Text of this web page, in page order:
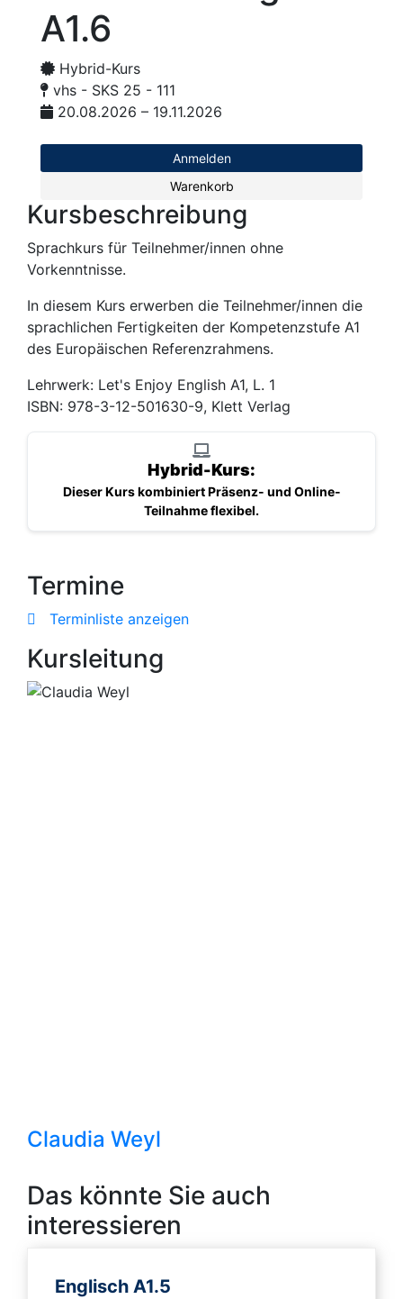
A1.6
Hybrid-Kurs
vhs - SKS 25 - 111
20.08.2026 – 19.11.2026
Anmelden
Warenkorb
Kursbeschreibung
Sprachkurs für Teilnehmer/innen ohne
Vorkenntnisse.
In diesem Kurs erwerben die Teilnehmer/innen die
sprachlichen Fertigkeiten der Kompetenzstufe A1
des Europäischen Referenzrahmens.
Lehrwerk: Let's Enjoy English A1, L. 1
ISBN: 978-3-12-501630-9, Klett Verlag
Hybrid-Kurs:
Dieser Kurs kombiniert Präsenz- und Online-
Teilnahme flexibel.
Termine
Terminliste anzeigen
Kursleitung
Claudia Weyl
Das könnte Sie auch
interessieren
Englisch A1.5